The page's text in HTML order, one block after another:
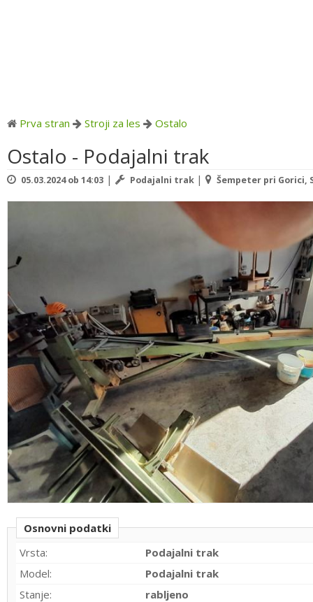
Prva stran Stroji za les Ostalo
Ostalo - Podajalni trak
05.03.2024 ob 14:03 | Podajalni trak | Šempeter pri Gorici,
Osnovni podatki
Vrsta:
Podajalni trak
Model:
Podajalni trak
Stanje:
rabljeno